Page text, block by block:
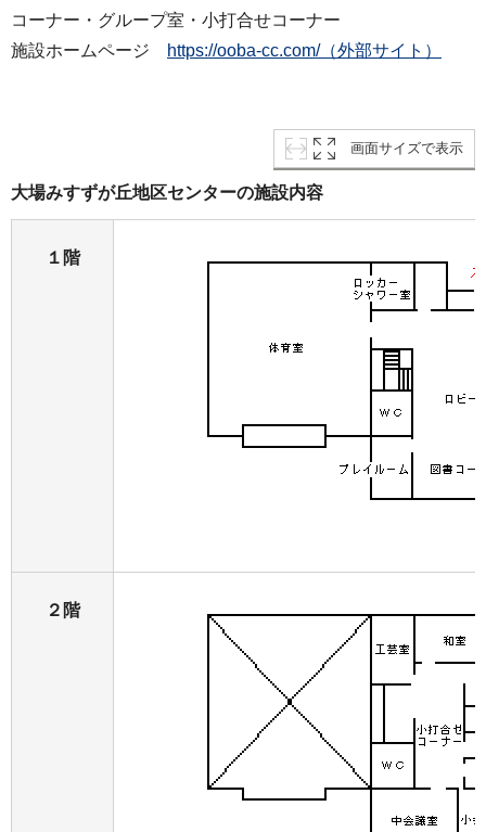
コーナー・グループ室・小打合せコーナー
施設ホームページ
https://ooba-cc.com/（外部サイト）
画面サイズで表示
大場みすずが丘地区センターの施設内容
１階
２階